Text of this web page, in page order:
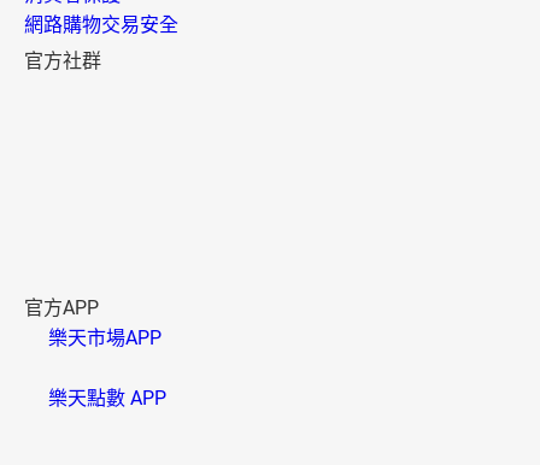
網路購物交易安全
官方社群
官方APP
樂天市場APP
樂天點數 APP